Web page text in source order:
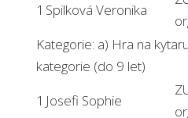
1 Spilková Veronika
Kategorie: a) Hra na
kategorie (do 9 let)
1 Josefi Sophie